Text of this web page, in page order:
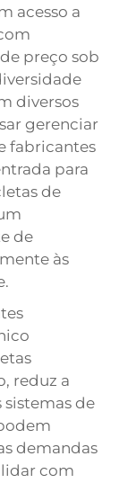
acesso a
preço sob
diversos
gerenciar
fabricantes
para
de
de
às
reduz a
de
demandas
com